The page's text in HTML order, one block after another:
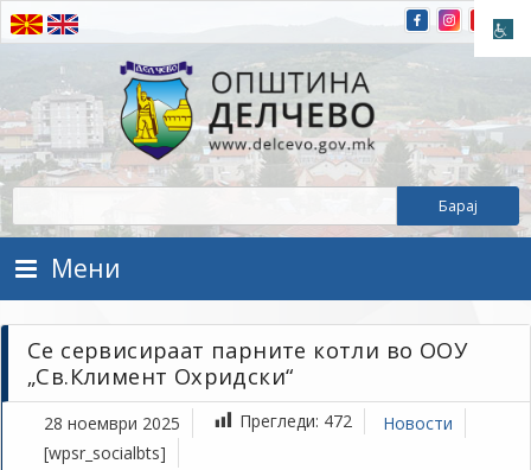
Прескокнете на содржината
Општина Делчево
Општина Делчево
Мени
Се сервисираат парните котли во ООУ
„Св.Климент Охридски“
28 ноември 2025 Прегледи: 472
Новости
[wpsr_socialbts]